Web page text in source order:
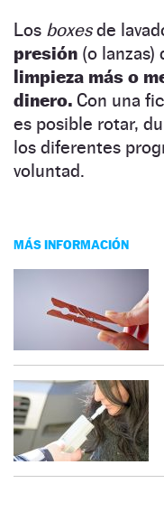
Los boxesde
presión (o
limpieza más o
dinero. Con una
es posible rotar,
los diferentes
voluntad.
MÁS INFORMACIÓN